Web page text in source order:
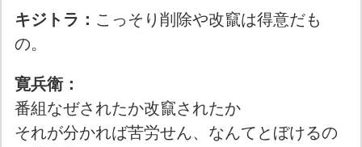
キジトラ： こっそり削除や改竄は得意だも
の。
寛兵衛：
番組なぜされたか改竄されたか
それが分かれば苦労せん、なんてとぼけるの